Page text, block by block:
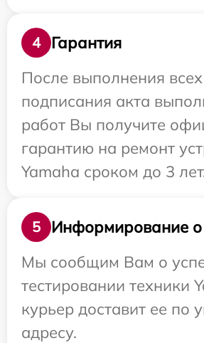
4
Гарантия
После выполнения
подписания акта
работ Вы получите
гарантию на ремонт
Yamaha сроком до 3
5
Информирование о
Мы сообщим Вам о
тестировании техники
курьер доставит ее по
адресу.